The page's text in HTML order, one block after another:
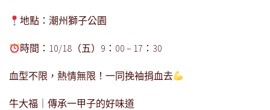
地點：潮州獅子公園
時間： 10/18 （五） 9 ： 00 – 17 ： 30
血型不限，熱情無限！一同挽袖捐血去
牛大福｜傳承一甲子的好味道